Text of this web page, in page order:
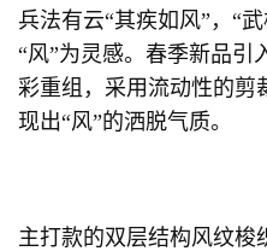
兵法有云“其疾如风”，“
“风”为灵感。春季新品引
彩重组，采用流动性的剪
现出“风”的洒脱气质。
主打款的双层结构风纹梭